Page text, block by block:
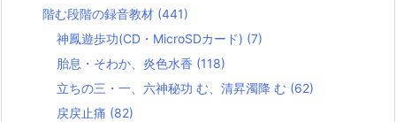
階む段階の録音教材 (441)
神鳳遊歩功(CD・MicroSDカード) (7)
胎息・そわか、炎色水香 (118)
立ちの三・一、六神秘功 む、清昇濁降 む (62)
戻戻止痛 (82)